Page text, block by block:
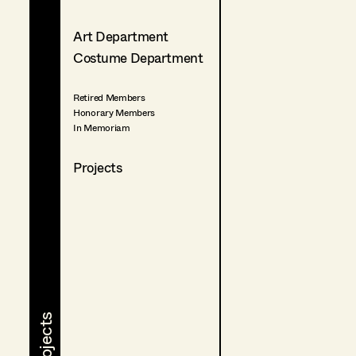
Art Department
Costume Department
Retired Members
Honorary Members
In Memoriam
Projects